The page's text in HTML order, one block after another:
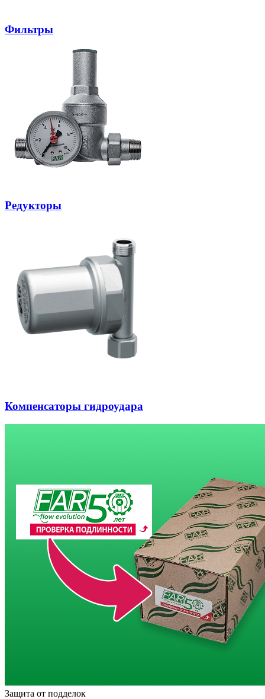
Фильтры
Редукторы
Компенсаторы гидроудара
Защита от подделок